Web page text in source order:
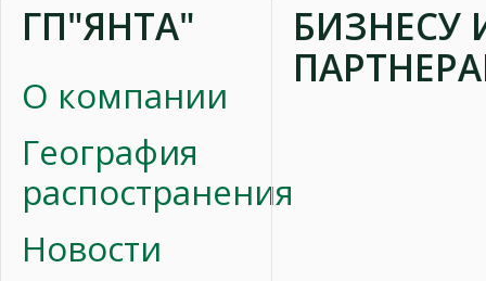
ГП"ЯНТА"
О компании
География
распостранения
Новости
БИЗНЕСУ